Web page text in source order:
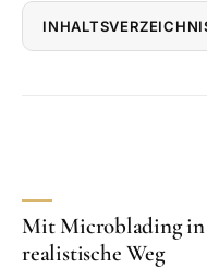
Mit Microblading in
realistische Weg